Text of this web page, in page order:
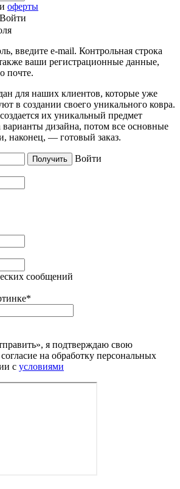
оферты
Войти
введите e-mail. Контрольная строка
ваши регистрационные данные,
почте.
для наших клиентов, которые уже
в создании своего уникального ковра.
их уникальный предмет
дизайна, потом все основные
наконец, — готовый заказ.
Войти
сообщений
*
я подтверждаю свою
на обработку персональных
с условиями